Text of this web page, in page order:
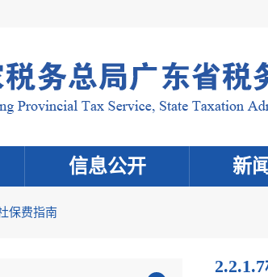
信息公开 新
保费指南